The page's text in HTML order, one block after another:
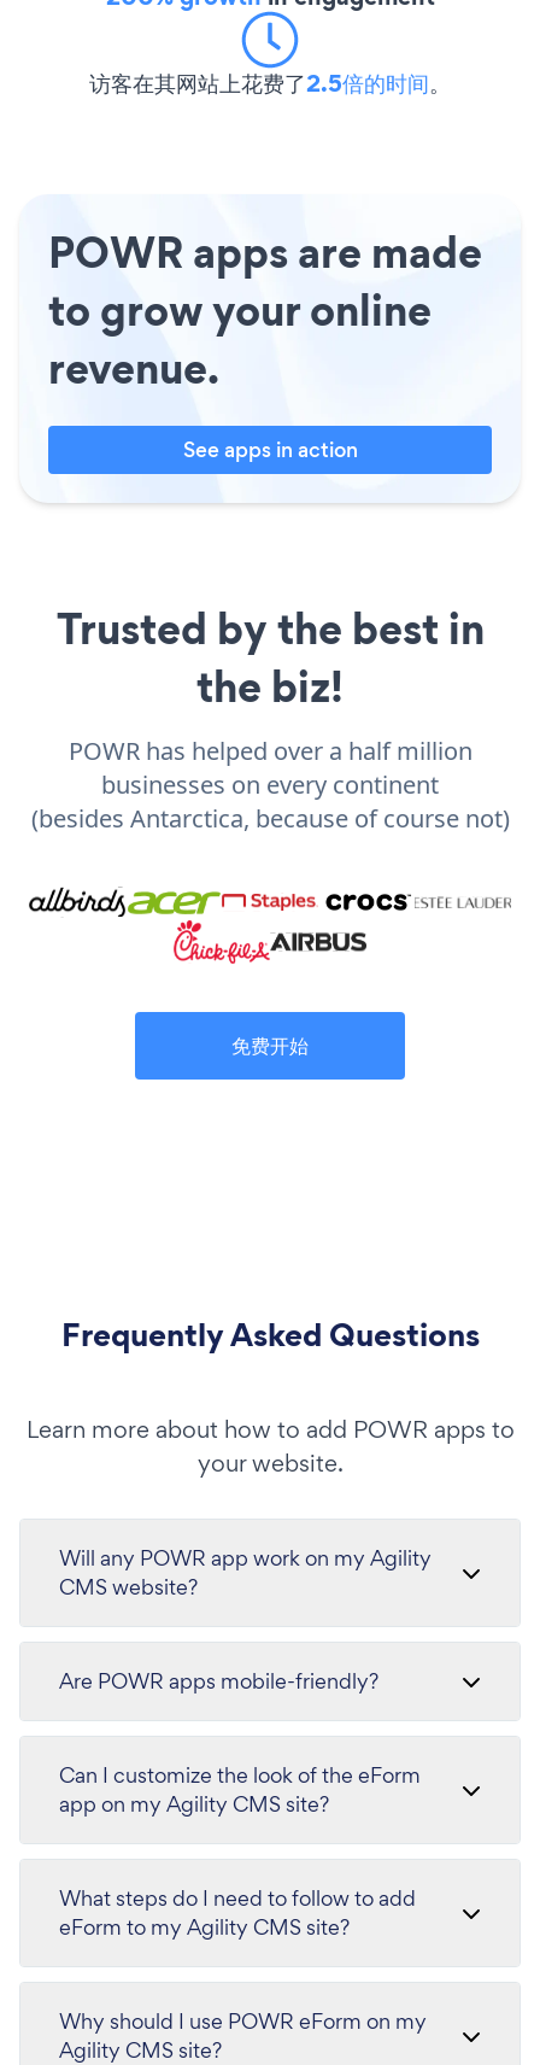
访客在其网站上花费了2.5倍的时间。
POWR apps are made
to grow your online
revenue.
See apps in action
Trusted by the best in
the biz!
POWR has helped over a half million
businesses on every continent
(besides Antarctica, because of course not)
免费开始
Frequently Asked Questions
Learn more about how to add POWR apps to
your website.
Will any POWR app work on my Agility
CMS website?
Are POWR apps mobile-friendly?
Can I customize the look of the eForm
app on my Agility CMS site?
What steps do I need to follow to add
eForm to my Agility CMS site?
Why should I use POWR eForm on my
Agility CMS site?